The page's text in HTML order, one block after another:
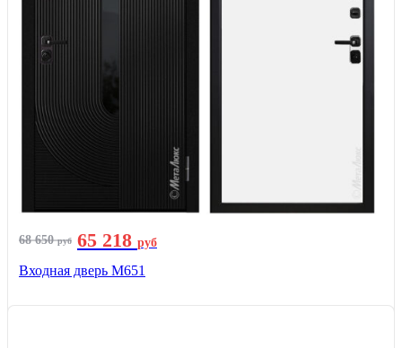
68 650руб 65 218 руб
Входная дверь М651